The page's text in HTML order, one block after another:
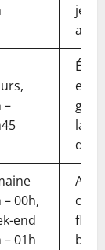
jeux
–
de
– 00h,
end
– 01h
cosy,